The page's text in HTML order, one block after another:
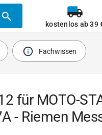
kostenlos ab 39
Fachwissen
für MOTO-
- Riemen